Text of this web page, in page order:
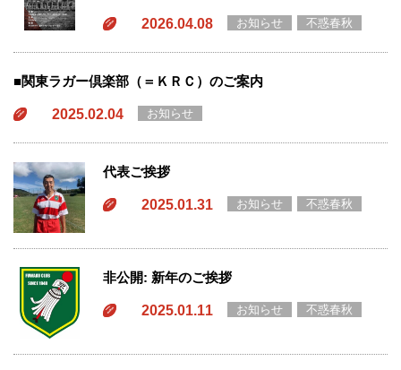
2026.04.08 お知らせ 不惑春秋
■関東ラガー倶楽部（＝ＫＲＣ）のご案内
2025.02.04 お知らせ
代表ご挨拶
2025.01.31 お知らせ 不惑春秋
非公開: 新年のご挨拶
2025.01.11 お知らせ 不惑春秋